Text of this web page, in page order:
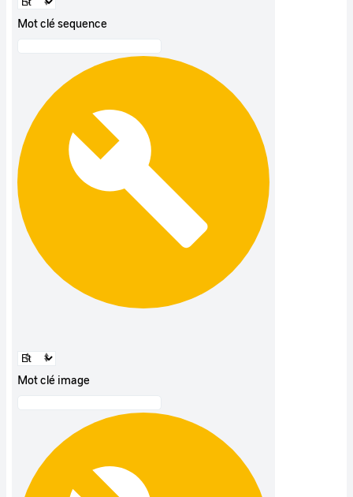
Mot clé sequence
Mot clé image